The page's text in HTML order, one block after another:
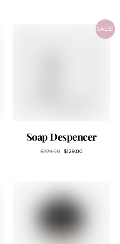
SALE!
Soap Despencer
$229.00 $129.00